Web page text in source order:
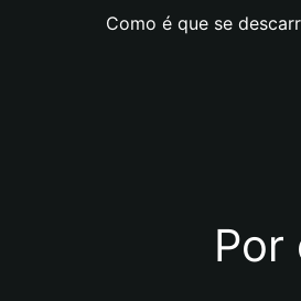
Como é que se
Por